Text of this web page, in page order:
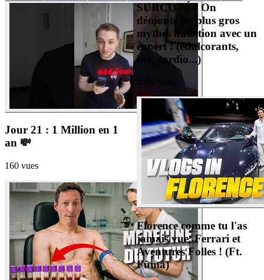
Jour 21 : 1 Million en 1
an 💸
160 vues
SURCOTÉ? On
démonte les plus gros
mythes nutrition avec un
expert ! (édulcorants,
bio, cardio...)
Florence comme tu l'as
jamais vue, Ferrari et
Aventures Folles ! (Ft.
Fūma)